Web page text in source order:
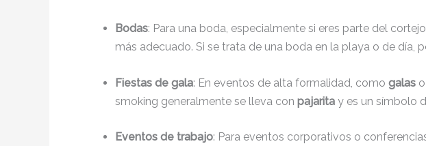
Bodas: Para una boda, especialmente si eres parte del
más adecuado. Si se trata de una boda en la playa o de día,
Fiestas de gala: En eventos de alta formalidad, como galas
smoking generalmente se lleva con pajarita y es un símbolo
Eventos de trabajo: Para eventos corporativos o